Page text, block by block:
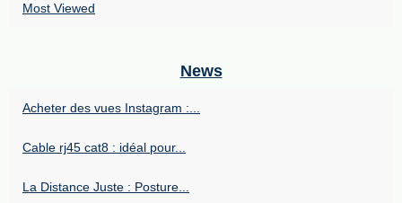
Most Viewed
News
Acheter des vues Instagram :...
Cable rj45 cat8 : idéal pour...
La Distance Juste : Posture...